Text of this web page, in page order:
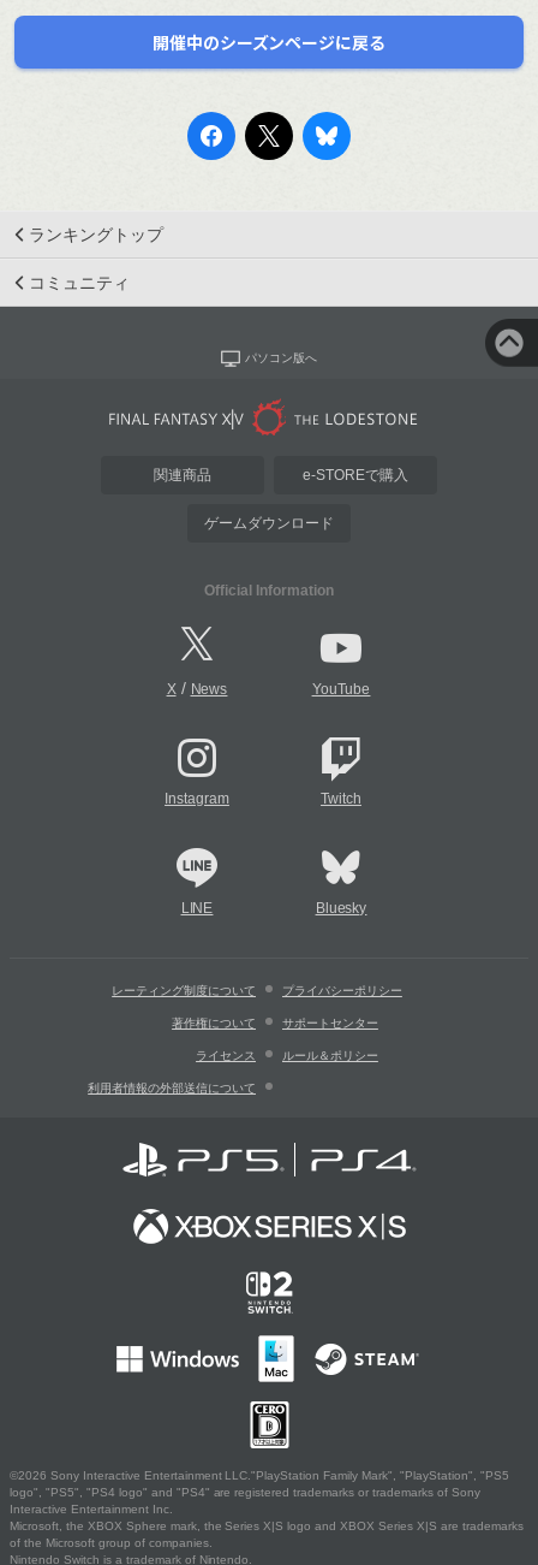
開催中のシーズンページに戻る
ランキングトップ
コミュニティ
パソコン版へ
関連商品 e-STOREで購入
ゲームダウンロード
Official Information
X/ News YouTube
Instagram Twitch
LINE Bluesky
レーティング制度について プライバシーポリシー
著作権について サポートセンター
ライセンス ルール＆ポリシー
利用者情報の外部送信について
©2026 Sony Interactive Entertainment LLC."PlayStation Family Mark", "PlayStation", "PS5
logo", "PS5", "PS4 logo" and "PS4" are registered trademarks or trademarks of Sony
Interactive Entertainment Inc.
Microsoft, the XBOX Sphere mark, the Series X|S logo and XBOX Series X|S are trademarks
of the Microsoft group of companies.
Nintendo Switch is a trademark of Nintendo.